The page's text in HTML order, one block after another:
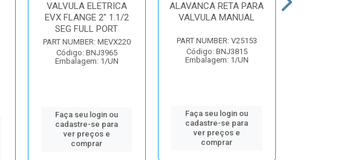
VALVULA ELETRICA
EVX FLANGE 2" 1.1/2
SEG FULL PORT
PART NUMBER: MEVX220
Código: BNJ3965
Embalagem: 1/UN
Faça seu login ou
cadastre-se para
ver preços e
comprar
ALAVANCA RETA PARA
VALVULA MANUAL
PART NUMBER: V25153
Código: BNJ3815
Embalagem: 1/UN
Faça seu login ou
cadastre-se para
ver preços e
comprar